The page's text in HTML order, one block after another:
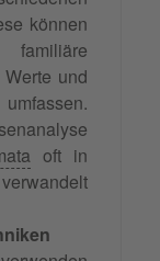
können
und
oft in